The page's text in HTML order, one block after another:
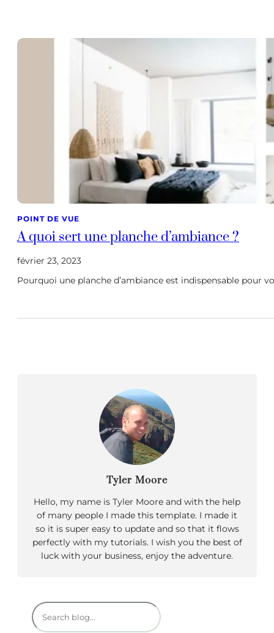
POINT DE VUE
A quoi sert une planche d’ambiance ?
février 23, 2023
Pourquoi une planche d’ambiance est indispensable pour
Tyler Moore
Hello, my name is Tyler Moore and with the help
of many people I made this template. I made it
so it is super easy to update and so that it flows
perfectly with my tutorials. I wish you the best of
luck with your business, enjoy the adventure.
R
e